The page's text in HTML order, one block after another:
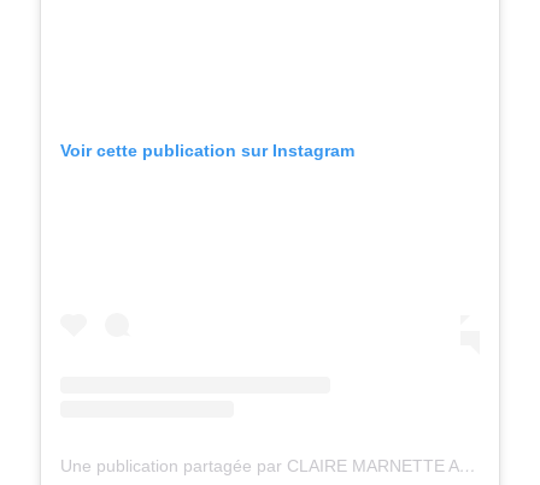
Voir cette publication sur Instagram
Une publication partagée par CLAIRE MARNETTE ALLEGRETTI (@milkywaysblueyes)